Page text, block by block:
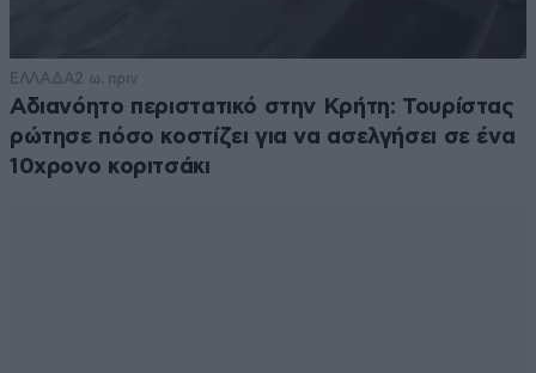
ΕΛΛΑΔΑ2 ω. πριν
Αδιανόητο περιστατικό στην Κρήτη: Τουρίστας
ρώτησε πόσο κοστίζει για να ασελγήσει σε ένα
10χρονο κοριτσάκι